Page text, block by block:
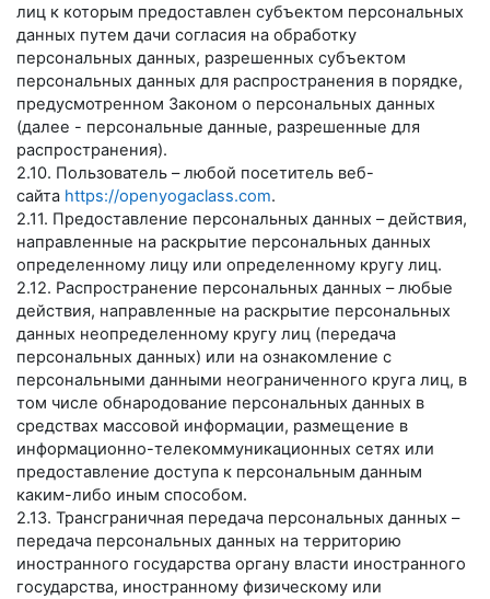
лиц к которым предоставлен субъектом персональных
данных путем дачи согласия на обработку
персональных данных, разрешенных субъектом
персональных данных для распространения в порядке,
предусмотренном Законом о персональных данных
(далее - персональные данные, разрешенные для
распространения).
2.10. Пользователь – любой посетитель веб-
сайта https://openyogaclass.com.
2.11. Предоставление персональных данных – действия,
направленные на раскрытие персональных данных
определенному лицу или определенному кругу лиц.
2.12. Распространение персональных данных – любые
действия, направленные на раскрытие персональных
данных неопределенному кругу лиц (передача
персональных данных) или на ознакомление с
персональными данными неограниченного круга лиц, в
том числе обнародование персональных данных в
средствах массовой информации, размещение в
информационно-телекоммуникационных сетях или
предоставление доступа к персональным данным
каким-либо иным способом.
2.13. Трансграничная передача персональных данных –
передача персональных данных на территорию
иностранного государства органу власти иностранного
государства, иностранному физическому или